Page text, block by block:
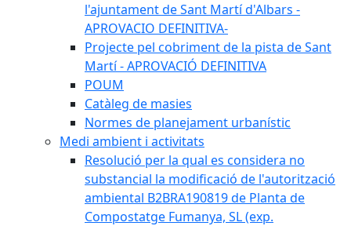
l'ajuntament de Sant Martí d'Albars -
APROVACIO DEFINITIVA-
Projecte pel cobriment de la pista de Sant
Martí - APROVACIÓ DEFINITIVA
POUM
Catàleg de masies
Normes de planejament urbanístic
Medi ambient i activitats
Resolució per la qual es considera no
substancial la modificació de l'autorització
ambiental B2BRA190819 de Planta de
Compostatge Fumanya, SL (exp.